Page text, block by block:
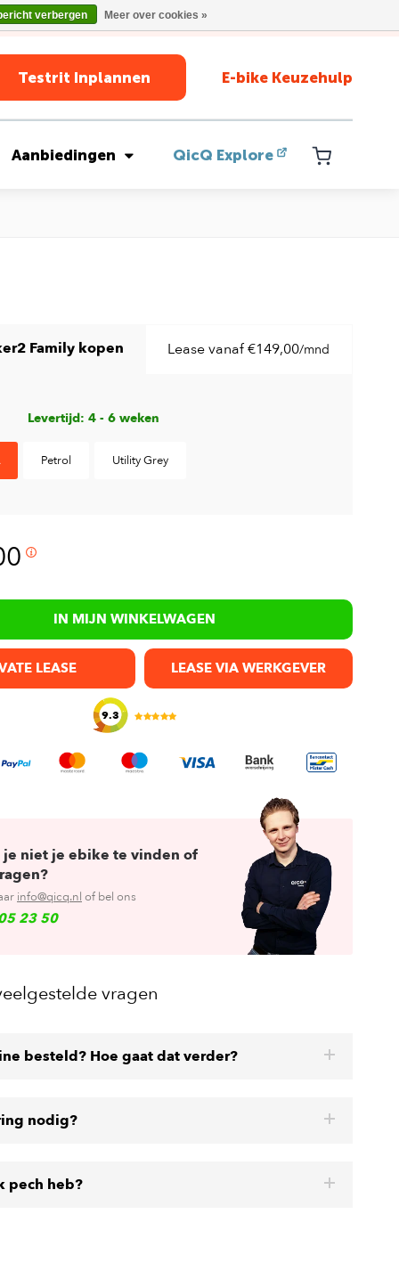
Testrit Inplannen E-bike Keuzehulp
Aanbiedingen QicQ Explore
Family kopen Lease vanaf €149,00/mnd
Levertijd: 4 - 6 weken
Petrol Utility Grey
IN MIJN WINKELWAGEN
LEASE LEASE VIA WERKGEVER
9.3
je niet je ebike te vinden of
info@qicq.nl of bel ons
23 50
vragen
besteld? Hoe gaat dat verder?
nodig?
pech heb?
verbergen Meer over cookies »